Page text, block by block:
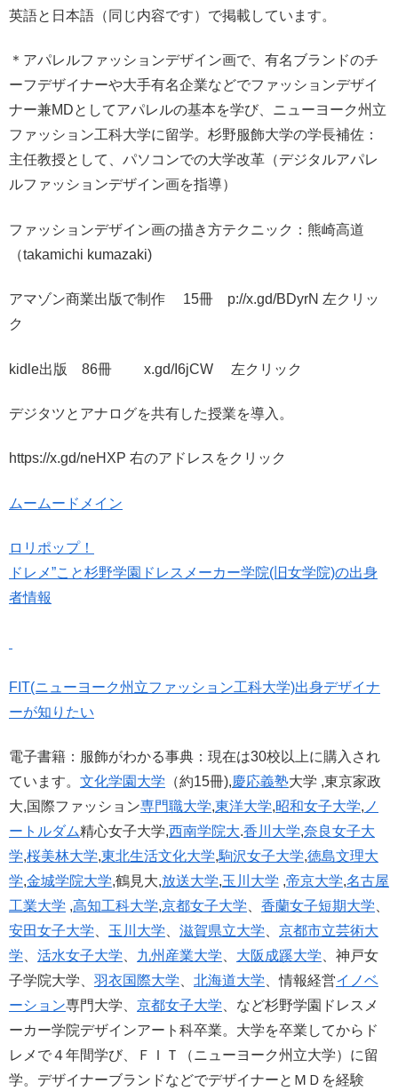
英語と日本語（同じ内容です）で掲載しています。
＊アパレルファッションデザイン画で、有名ブランドのチ
ーフデザイナーや大手有名企業などでファッションデザイ
ナー兼MDとしてアパレルの基本を学び、ニューヨーク州立
ファッション工科大学に留学。杉野服飾大学の学長補佐：
主任教授として、パソコンでの大学改革（デジタルアパレ
ルファッションデザイン画を指導）
ファッションデザイン画の描き方テクニック：熊崎高道
（takamichi kumazaki)
アマゾン商業出版で制作 15冊 p://x.gd/BDyrN 左クリッ
ク
kidle出版 86冊 x.gd/I6jCW 左クリック
デジタツとアナログを共有した授業を導入。
https://x.gd/neHXP 右のアドレスをクリック
ムームードメイン
ロリポップ！
ドレメ”こと杉野学園ドレスメーカー学院(旧女学院)の出身
者情報
FIT(ニューヨーク州立ファッション工科大学)出身デザイナ
ーが知りたい
電子書籍：服飾がわかる事典：現在は30校以上に購入され
ています。 文化学園大学 （約15冊),慶応義塾大学 ,東京家政
大,国際ファッション専門職大学,東洋大学,昭和女子大学, ノ
ートルダム精心女子大学,西南学院大.香川大学,奈良女子大
学,桜美林大学,東北生活文化大学,駒沢女子大学,徳島文理大
学,金城学院大学,鶴見大,放送大学,玉川大学 ,帝京大学,名古屋
工業大学 ,高知工科大学,京都女子大学 香蘭女子短期大学
安田女子大学
玉川大学 滋賀県立大学
京都市立芸術大
学
活水女子大学 九州産業大学 大阪成蹊大学 、神戸女
子学院大学、 羽衣国際大学 北海道大学 、情報経営イノベ
ーション専門大学、 京都女子大学 、など杉野学園ドレスメ
ーカー学院デザインアート科卒業。大学を卒業してからド
レメで４年間学び、ＦＩＴ（ニューヨーク州立大学）に留
学。デザイナーブランドなどでデザイナーとＭＤを経験